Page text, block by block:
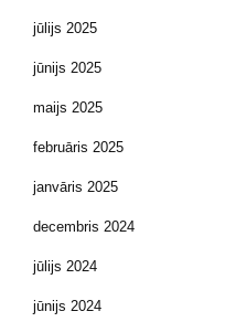
jūlijs 2025
jūnijs 2025
maijs 2025
februāris 2025
janvāris 2025
decembris 2024
jūlijs 2024
jūnijs 2024